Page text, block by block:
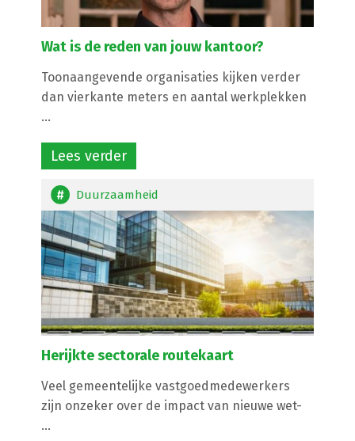
Wat is de reden van jouw kantoor?
Toonaangevende organisaties kijken verder
dan vierkante meters en aantal werkplekken
...
Lees verder
Duurzaamheid
Herijkte sectorale routekaart
Veel gemeentelijke vastgoedmedewerkers
zijn onzeker over de impact van nieuwe wet-
...